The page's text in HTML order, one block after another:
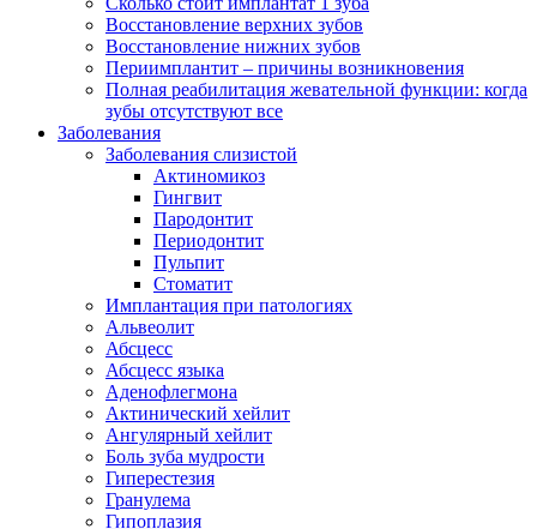
Восстановление верхних зубов
Восстановление нижних зубов
Периимплантит – причины возникновения
Полная реабилитация жевательной функции: когда
зубы отсутствуют все
Заболевания
Заболевания слизистой
Актиномикоз
Гингвит
Пародонтит
Периодонтит
Пульпит
Стоматит
Имплантация при патологиях
Альвеолит
Абсцесс
Абсцесс языка
Аденофлегмона
Актинический хейлит
Ангулярный хейлит
Боль зуба мудрости
Гиперестезия
Гранулема
Гипоплазия